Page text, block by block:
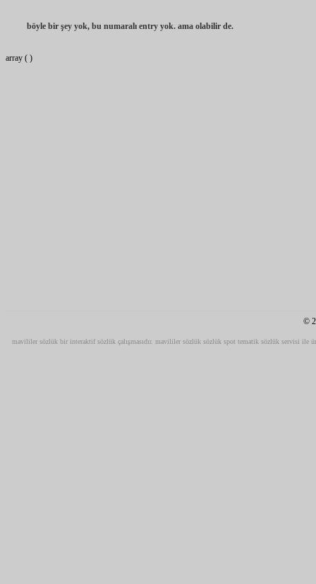
böyle bir şey yok, bu numaralı entry yok. ama olabilir de.
array ( )
©
mavililer sözlük bir interaktif sözlük çalışmasıdır. mavililer sözlük sözlük spot tematik sözlük servisi